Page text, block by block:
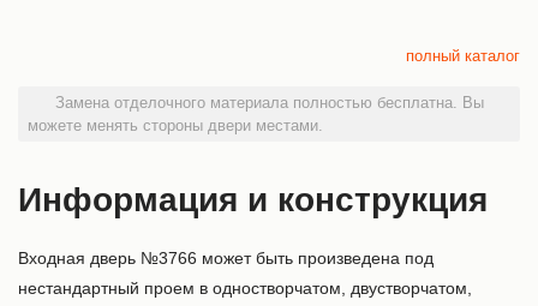
полный каталог
Замена отделочного материала полностью бесплатна. Вы
можете менять стороны двери местами.
Информация и конструкция
Входная дверь №3766 может быть произведена под
нестандартный проем в одностворчатом, двустворчатом,